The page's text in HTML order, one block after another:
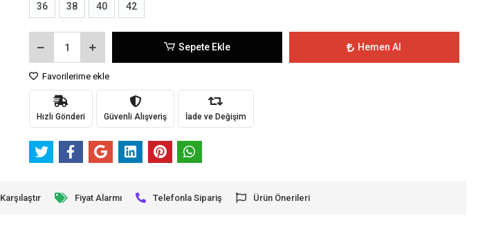
36 38 40 42
Sepete Ekle Hemen Al
Favorilerime ekle
Hızlı Gönderi Güvenli Alışveriş İade ve Değişim
Karşılaştır Fiyat Alarmı Telefonla Sipariş Ürün Önerileri